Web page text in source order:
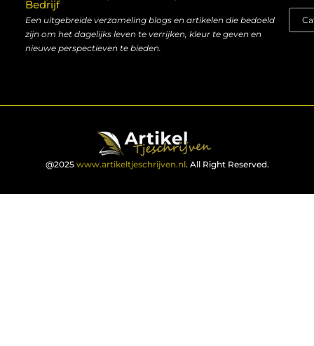
Bedrijf
Een uitgebreide verzameling blogs en artikelen die bedoeld
zijn om het dagelijks leven te verrijken, kleur te geven en
nieuwe perspectieven te bieden.
@2025 www.artikeltjeschrijven.nl. All Right Reserved.